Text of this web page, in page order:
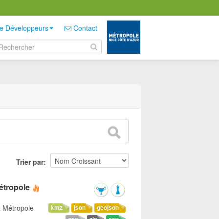
Développeurs Contact
Trier par
geojson
json
kmz
Métropole